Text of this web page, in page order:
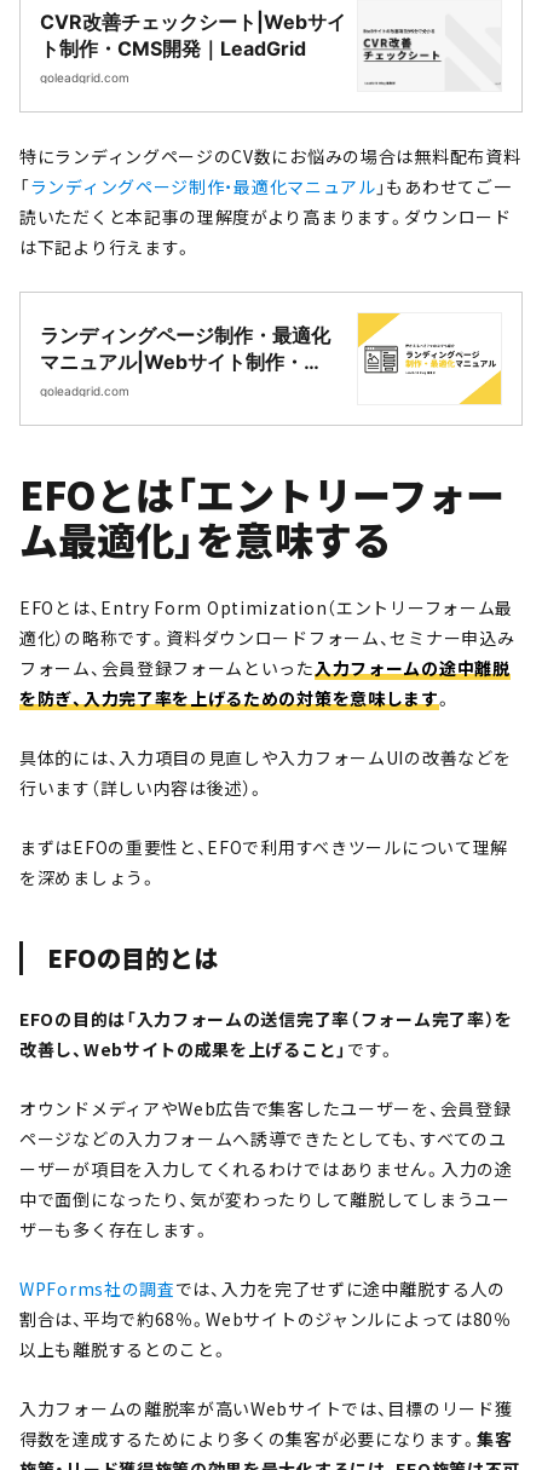
CVR改善チェックシート|Webサイ
ト制作・CMS開発｜LeadGrid
goleadgrid.com
特にランディングページのCV数にお悩みの場合は無料配布資料
「ランディングページ制作・最適化マニュアル 」もあわせてご一
読いただくと本記事の理解度がより高まります。ダウンロード
は下記より行えます。
ランディングページ制作・最適化
マニュアル|Webサイト制作・
CMS開発｜LeadGrid
goleadgrid.com
EFOとは「エントリーフォー
ム最適化」を意味する
EFOとは、Entry Form Optimization（エントリーフォーム最
適化）の略称です。資料ダウンロードフォーム、セミナー申込み
フォーム、会員登録フォームといった入力フォームの途中離脱
を防ぎ、入力完了率を上げるための対策を意味します。
具体的には、入力項目の見直しや入力フォームUIの改善などを
行います（詳しい内容は後述）。
まずはEFOの重要性と、EFOで利用すべきツールについて理解
を深めましょう。
EFOの目的とは
EFOの目的は「入力フォームの送信完了率（フォーム完了率）を
改善し、Webサイトの成果を上げること」 です。
オウンドメディアやWeb広告で集客したユーザーを、会員登録
ページなどの入力フォームへ誘導できたとしても、すべてのユ
ーザーが項目を入力してくれるわけではありません。入力の途
中で面倒になったり、気が変わったりして離脱してしまうユー
ザーも多く存在します。
WPForms社の調査では、入力を完了せずに途中離脱する人の
割合は、平均で約68％。Webサイトのジャンルによっては80％
以上も離脱するとのこと。
入力フォームの離脱率が高いWebサイトでは、目標のリード獲
得数を達成するためにより多くの集客が必要になります。集客